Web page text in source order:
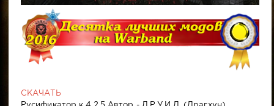
СКАЧАТЬ